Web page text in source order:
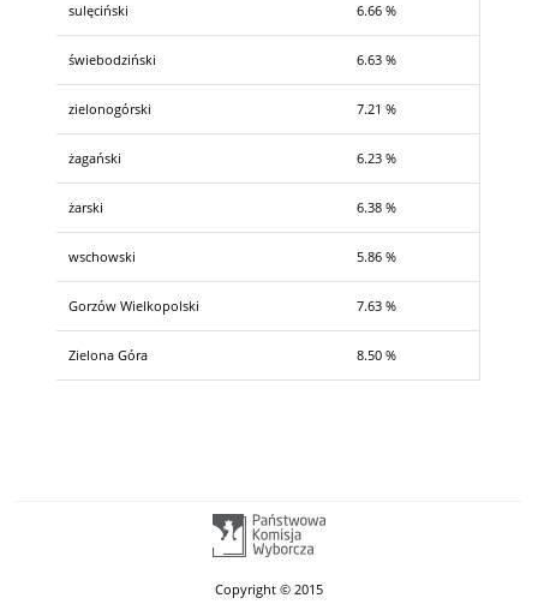
sulęciński 6.66 %
świebodziński 6.63 %
zielonogórski 7.21 %
żagański 6.23 %
żarski 6.38 %
wschowski 5.86 %
Gorzów Wielkopolski 7.63 %
Zielona Góra 8.50 %
Copyright © 2015